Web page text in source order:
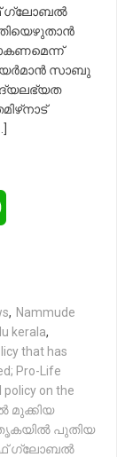
ഗ്ലോബൽ
സാബു
, Nammude
kerala,
that has
Pro-Life
policy on the
മുക്കിയ
പുതിയ
ഗ്ലോബൽ